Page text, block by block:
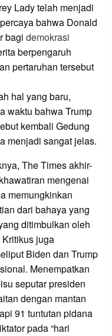
Lady telah menjadi
bahwa Donald
bagi demokrasi
berpengaruh
pertaruhan tersebut
hal yang baru,
waktu bahwa Trump
kembali Gedung
menjadi sangat jelas.
The Times akhir-
mengenai
memungkinkan
dari bahaya yang
ditimbulkan oleh
juga
Biden dan Trump
Menempatkan
seputar presiden
dengan mantan
91 tuntutan pidana
pada “hari